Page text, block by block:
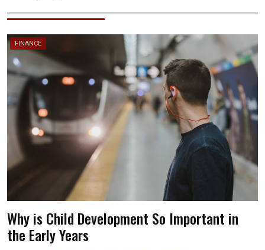
FINANCE
Why is Child Development So Important in
the Early Years